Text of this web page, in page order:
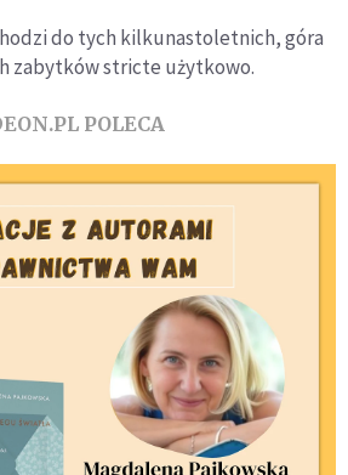
do tych kilkunastoletnich, góra
zabytków stricte użytkowo.
POLECA